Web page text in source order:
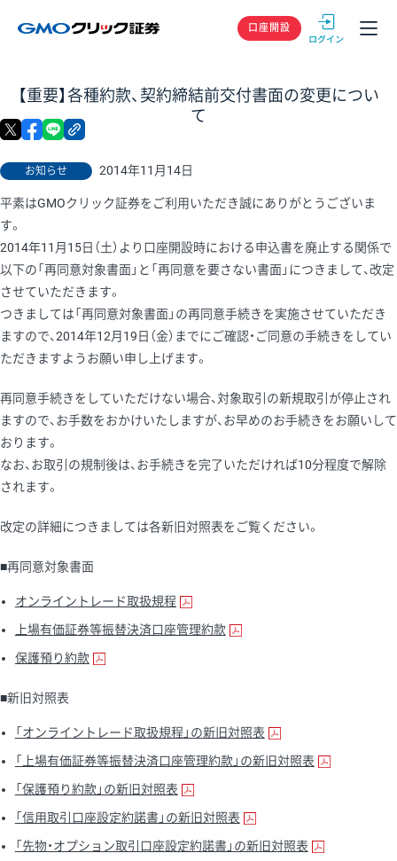
GMOクリック
口座開設
【重要】各種約款、契約締結前交付書面の変更につい
て
お知らせ 2014年11月14日
X facebook
平素はGMOクリック証券をご利用いただき誠にありがとうございま
す。
2014年11月15日（土）より口座開設時における申込書を廃止する関係で
以下の「再同意対象書面」と「再同意を要さない書面」につきまして、改定
させていただきます。
つきましては「再同意対象書面」の再同意手続きを実施させていただき
ますので、2014年12月19日（金）までにご確認・ご同意の手続きをしてい
ただきますようお願い申し上げます。
再同意手続きをしていただけない場合、対象取引の新規取引が停止され
ますので、お手数をおかけいたしますが、お早めのお手続きをお願いして
おります。
なお、お取引の規制後は、お手続きを完了いただければ10分程度で解除
されます。
改定の詳細につきましては各新旧対照表をご覧ください。
■再同意対象書面
オンライントレード取扱規程
上場有価証券等振替決済口座管理約款
保護預り約款
■新旧対照表
「オンライントレード取扱規程」の新旧対照表
「上場有価証券等振替決済口座管理約款」の新旧対照表
「保護預り約款」の新旧対照表
「信用取引口座設定約諾書」の新旧対照表
「先物・オプション取引口座設定約諾書」の新旧対照表